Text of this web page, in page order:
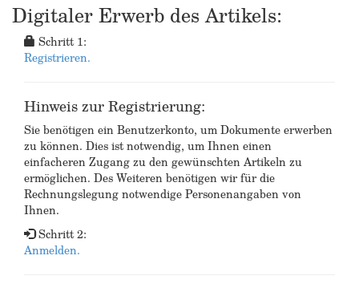
Digitaler Erwerb des Artikels:
Schritt 1:
Registrieren.
Hinweis zur Registrierung:
Sie benötigen ein Benutzerkonto, um Dokumente erwerben
zu können. Dies ist notwendig, um Ihnen einen
einfacheren Zugang zu den gewünschten Artikeln zu
ermöglichen. Des Weiteren benötigen wir für die
Rechnungslegung notwendige Personenangaben von
Ihnen.
Schritt 2:
Anmelden.